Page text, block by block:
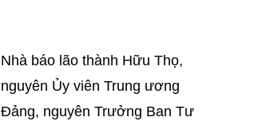
Nhà báo lão thành Hữu Thọ,
nguyên Ủy viên Trung ương
Đảng, nguyên Trưởng Ban Tư